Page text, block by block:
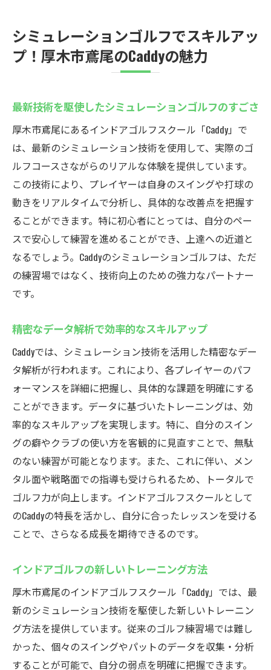
シミュレーションゴルフでスキルアッ
プ！厚木市鳶尾のCaddyの魅力
最新技術を駆使したシミュレーションゴルフのすごさ
厚木市鳶尾にあるインドアゴルフスクール「Caddy」で
は、最新のシミュレーション技術を使用して、実際のゴ
ルフコースさながらのリアルな体験を提供しています。
この技術により、プレイヤーは自身のスイングや打球の
動きをリアルタイムで分析し、具体的な改善点を把握す
ることができます。特に初心者にとっては、自分のペー
スで安心して練習を進めることができ、上達への近道と
なるでしょう。Caddyのシミュレーションゴルフは、ただ
の練習場ではなく、技術向上のための強力なパートナー
です。
精密なデータ解析で効率的なスキルアップ
Caddyでは、シミュレーション技術を活用した精密なデー
タ解析が行われます。これにより、各プレイヤーのパフ
ォーマンスを詳細に把握し、具体的な課題を明確にする
ことができます。データに基づいたトレーニングは、効
率的なスキルアップを実現します。特に、自分のスイン
グの癖やクラブの使い方を客観的に見直すことで、無駄
のない練習が可能となります。また、これに伴い、メン
タル面や戦略面での指導も受けられるため、トータルで
ゴルフ力が向上します。インドアゴルフスクールとして
のCaddyの特長を活かし、自分に合ったレッスンを受ける
ことで、さらなる成長を期待できるのです。
インドアゴルフの新しいトレーニング方法
厚木市鳶尾のインドアゴルフスクール「Caddy」では、最
新のシミュレーション技術を駆使した新しいトレーニン
グ方法を提供しています。従来のゴルフ練習場では難し
かった、個々のスイングやパットのデータを収集・分析
することが可能で、自分の弱点を明確に把握できます。